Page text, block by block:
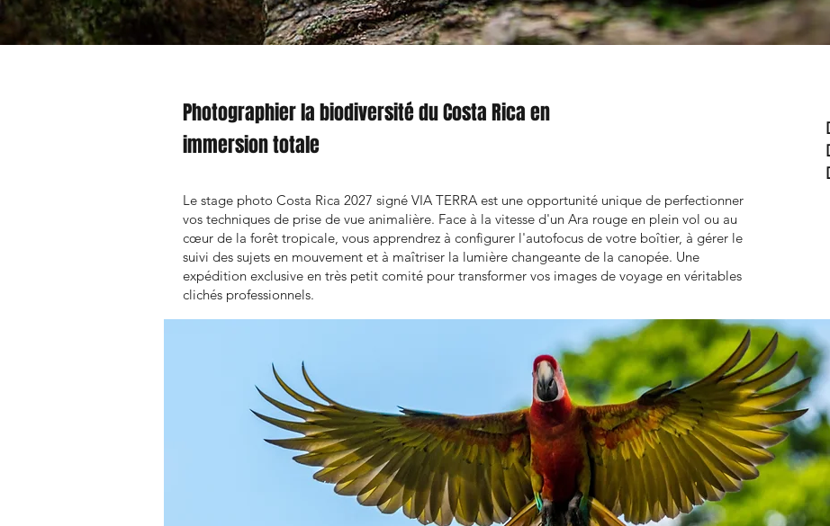
Le stage photo Costa Rica 2027 signé VIA TERRA est une opportunité unique de perfectionner
vos techniques de prise de vue animalière. Face à la vitesse d'un Ara rouge en plein vol ou au
cœur de la forêt tropicale, vous apprendrez à configurer l'autofocus de votre boîtier, à gérer le
suivi des sujets en mouvement et à maîtriser la lumière changeante de la canopée. Une
expédition exclusive en très petit comité pour transformer vos images de voyage en véritables
clichés professionnels.
Photographier la biodiversité du Costa Rica en
immersion totale